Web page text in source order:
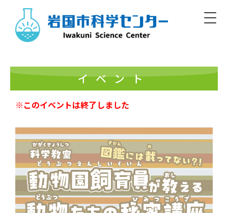
content
開館／9:00～17:00 休館／毎週月曜
文字 標準 大 色 白 黒
イベント
※このイベントは終了しました